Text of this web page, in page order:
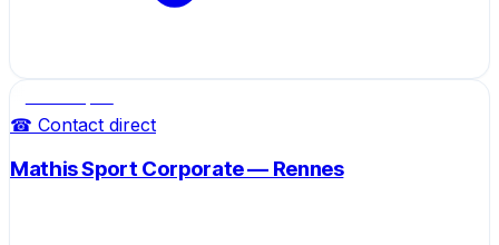
☎ Contact direct
Mathis Sport Corporate — Rennes